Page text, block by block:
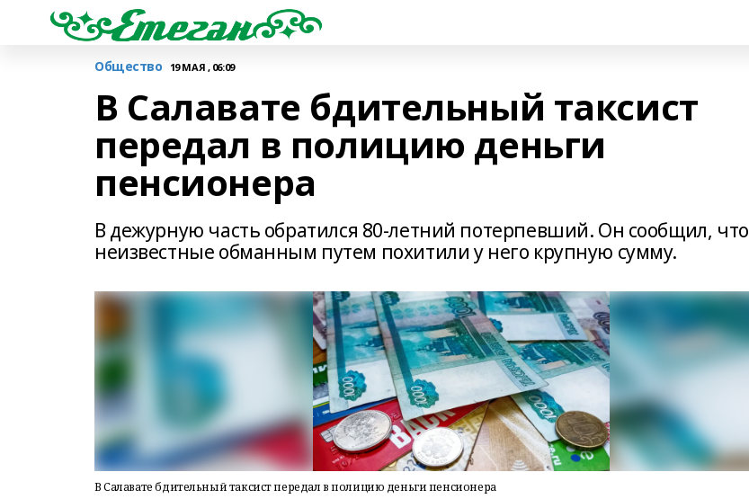
Общество 19 МАЯ , 06:09
В Салавате бдительный таксист
передал в полицию деньги
пенсионера
В дежурную часть обратился 80-летний потерпевший. Он сообщил, что
неизвестные обманным путем похитили у него крупную сумму.
В Салавате бдительный таксист передал в полицию деньги пенсионера